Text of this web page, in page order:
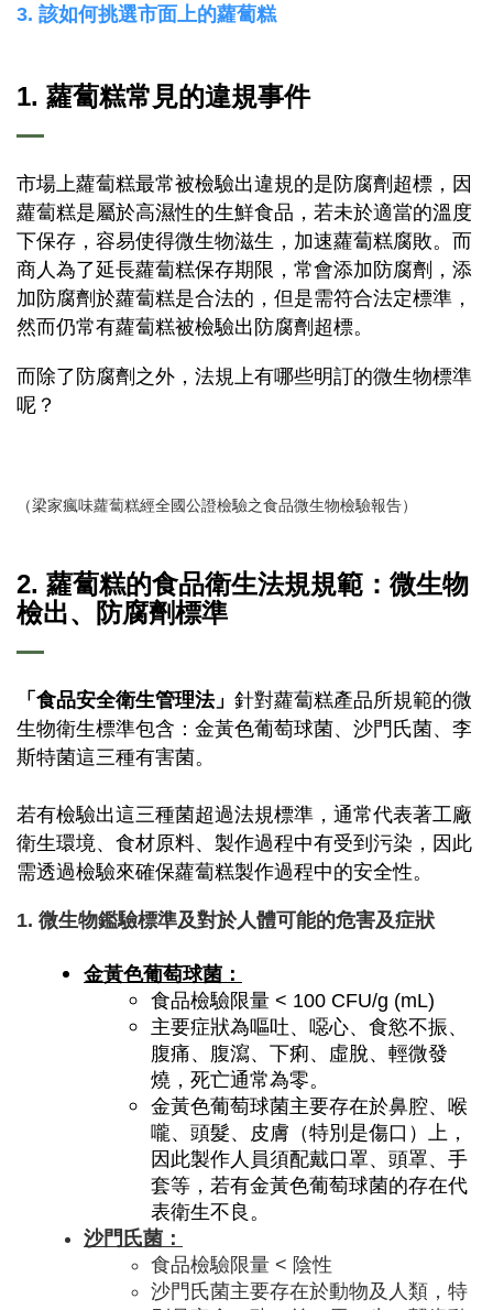
3. 該如何挑選市面上的蘿蔔糕
1. 蘿蔔糕常見的違規事件
市場上蘿蔔糕最常被檢驗出違規的是防腐劑超標，因
蘿蔔糕是屬於高濕性的生鮮食品，若未於適當的溫度
下保存，容易使得微生物滋生，加速蘿蔔糕腐敗。而
商人為了延長蘿蔔糕保存期限，常會添加防腐劑，添
加防腐劑於蘿蔔糕是合法的，但是需符合法定標準，
然而仍常有蘿蔔糕被檢驗出防腐劑超標。
而除了防腐劑之外，法規上有哪些明訂的微生物標準
呢？
（梁家瘋味蘿蔔糕經全國公證檢驗之食品微生物檢驗報告）
2. 蘿蔔糕的食品衛生法規規範：微生物
檢出、防腐劑標準
「食品安全衛生管理法」 針對蘿蔔糕產品所規範的微
生物衛生標準包含：金黃色葡萄球菌、沙門氏菌、李
斯特菌這三種有害菌。
若有檢驗出這三種菌超過法規標準，通常代表著工廠
衛生環境、食材原料、製作過程中有受到污染，因此
需透過檢驗來確保蘿蔔糕製作過程中的安全性。
1. 微生物鑑驗標準及對於人體可能的危害及症狀
金黃色葡萄球菌：
食品檢驗限量 < 100 CFU/g (mL)
主要症狀為嘔吐、噁心、食慾不振、
腹痛、腹瀉、下痢、虛脫、輕微發
燒，死亡通常為零。
金黃色葡萄球菌主要存在於鼻腔、喉
嚨、頭髮、皮膚（特別是傷口）上，
因此製作人員須配戴口罩、頭罩、手
套等，若有金黃色葡萄球菌的存在代
表衛生不良。
沙門氏菌：
​食品檢驗限量 < 陰性
沙門氏菌主要存在於動物及人類，特